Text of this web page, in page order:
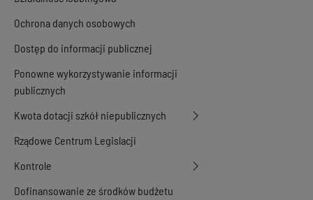
Ochrona danych osobowych
Dostęp do informacji publicznej
Ponowne wykorzystywanie informacji
publicznych
Kwota dotacji szkół niepublicznych
Rządowe Centrum Legislacji
Kontrole
Dofinansowanie ze środków budżetu